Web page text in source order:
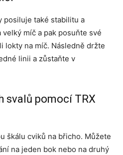
posiluje také stabilitu a
míč a pak posuňte své
lokty na míč. Následně držte
linii a zůstaňte v
svalů pomocí TRX
škálu cviků na břicho. Můžete
na jeden bok nebo na druhý